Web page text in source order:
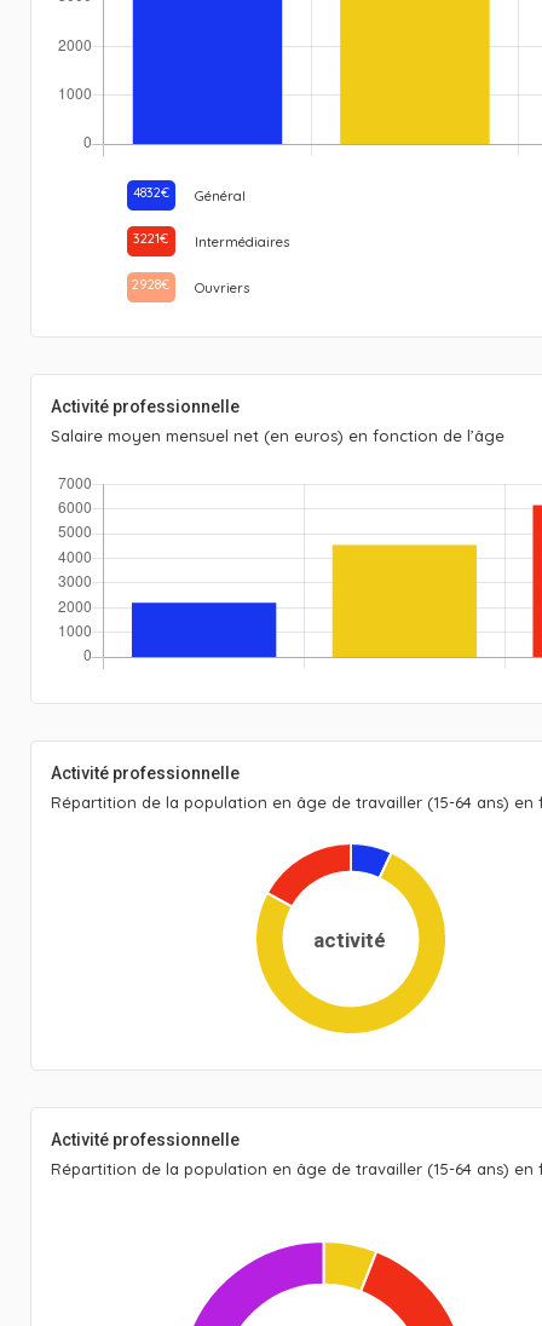
4832€ Général
3221€ Intermédiaires
2928€ Ouvriers
Activité professionnelle
Salaire moyen mensuel net (en euros) en fonction de l’âge
Activité professionnelle
Répartition de la population en âge de travailler (15-64 ans) en
activité
Activité professionnelle
Répartition de la population en âge de travailler (15-64 ans)